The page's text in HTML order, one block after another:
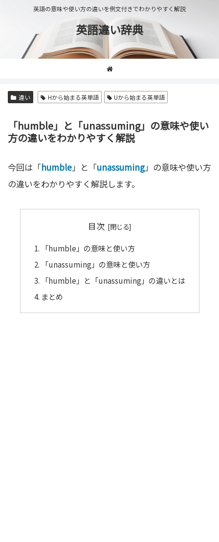
英語の意味や使い方の違いを例文付きでわかりやすく解説
英語違い辞典
違い Hから始まる英単語 Uから始まる英単語
「humble」と「unassuming」の意味や使い
方の違いをわかりやすく解説
今回は「humble」と「unassuming」の意味や使い方
の違いをわかりやすく解説します。
目次
「humble」の意味と使い方
「unassuming」の意味と使い方
「humble」と「unassuming」の違いとは
まとめ